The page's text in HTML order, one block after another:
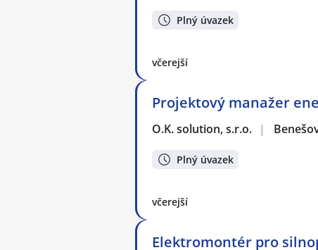
Plný úvazek
včerejší
Projektový manažer
O.K. solution, s.r.o. |
Plný úvazek
včerejší
Elektromontér pro